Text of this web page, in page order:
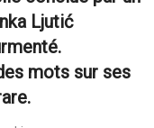
Ljutić
mots sur ses